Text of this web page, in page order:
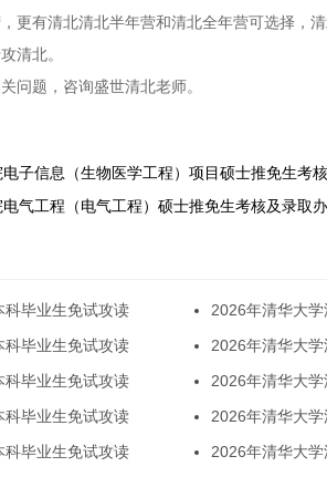
更有清北清北半年营和清北全年营可选择，
清北。
问题，咨询盛世清北老师。
子信息（生物医学工程）项目硕士推免生考
气工程（电气工程）硕士推免生考核及录取
科毕业生免试攻读
科毕业生免试攻读
科毕业生免试攻读
科毕业生免试攻读
科毕业生免试攻读
2026年清华大
2026年清华大
2026年清华大
2026年清华大
2026年清华大